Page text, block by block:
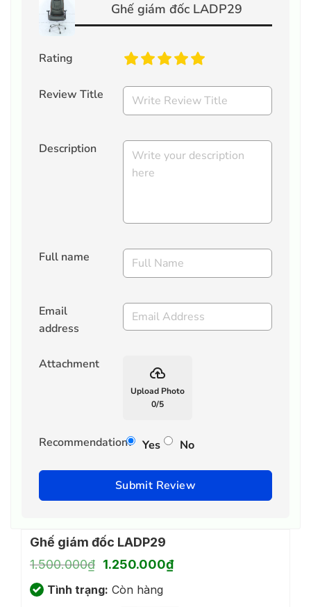
Ghế giám đốc LADP29
Rating
Review Title
Description
Full name
Email
address
Attachment backup
Upload Photo
0/5
Recommendation? Yes No
Submit Review
Ghế giám đốc LADP29
1.500.000₫ Giá
là:
1.250.000₫Giá
Tình trạng: Còn hàng